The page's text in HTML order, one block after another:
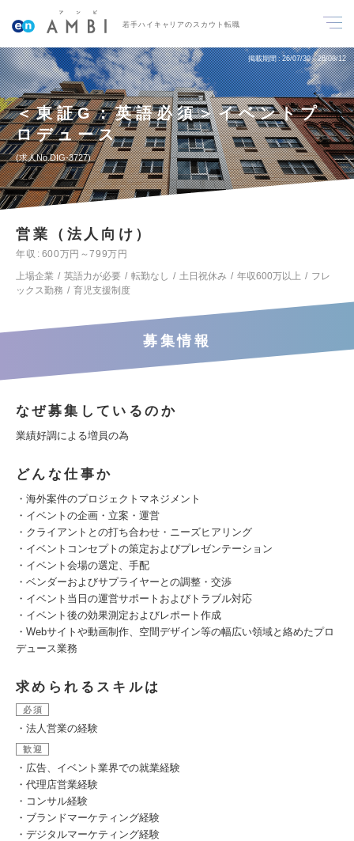
若手ハイキャリアのスカウト転職
掲載期間 26/07/30～26/08/12
＜東証G：英語必須＞イベントプ
ロデュース
求人No.DIG-3727
営業（法人向け）
年収
600万円～799万円
上場企業
英語力が必要 転勤なし 土日祝休み 年収600万以上
フレ
ックス勤務
育児支援制度
募集情報
なぜ募集しているのか
業績好調による増員の為
どんな仕事か
・海外案件のプロジェクトマネジメント
・イベントの企画・立案・運営
・クライアントとの打ち合わせ・ニーズヒアリング
・イベントコンセプトの策定およびプレゼンテーション
・イベント会場の選定、手配
・ベンダーおよびサプライヤーとの調整・交渉
・イベント当日の運営サポートおよびトラブル対応
・イベント後の効果測定およびレポート作成
・Webサイトや動画制作、空間デザイン等の幅広い領域と絡めたプロ
デュース業務
求められるスキルは
必須
・法人営業の経験
歓迎
・広告、イベント業界での就業経験
・代理店営業経験
・コンサル経験
・ブランドマーケティング経験
・デジタルマーケティング経験